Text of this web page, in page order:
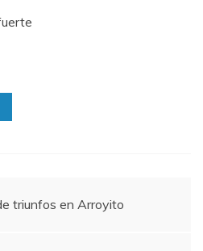
triunfos en Arroyito